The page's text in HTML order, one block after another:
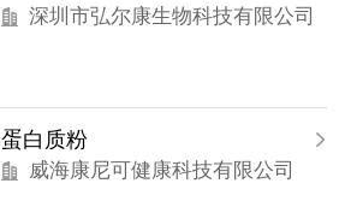
深圳市弘尔康生物科技有限公司
蛋白质粉
威海康尼可健康科技有限公司